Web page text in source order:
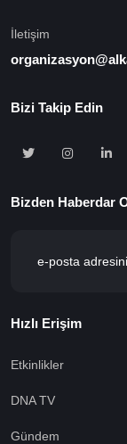
İletişim
Bizi Takip Edin
Bizden Haberdar
Hızlı Erişim
Etkinlikler
DNA TV
Gündem